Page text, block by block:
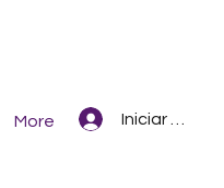
More Iniciar Sesión